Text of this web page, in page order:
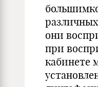
они
при
кабинете